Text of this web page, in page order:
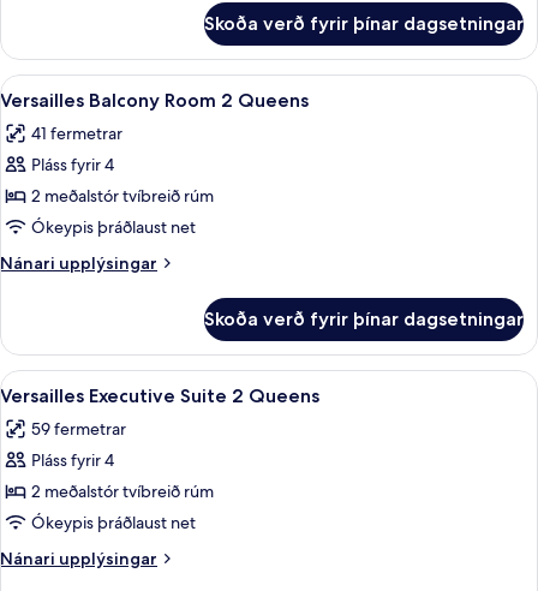
Fountain
View
Room
Skoða verð fyrir þínar dagsetningar
Skoða
allar
myndir
fyrir
Versailles
Balcony
Room
2
Versailles Balcony Room 2 Queens
4
Versailles Balcony Room 2 Queens
41 fermetrar
Pláss fyrir 4
2 meðalstór tvíbreið rúm
Ókeypis þráðlaust net
Nánari upplýsingar
Nánari
Balcony
Room
2
Skoða verð fyrir þínar dagsetningar
Skoða
allar
myndir
fyrir
Versailles
Executive
Suite
2
Versailles Executive Suite 2
4
Versailles Executive Suite 2 Queens
59 fermetrar
Pláss fyrir 4
2 meðalstór tvíbreið rúm
Ókeypis þráðlaust net
Nánari upplýsingar
Nánari